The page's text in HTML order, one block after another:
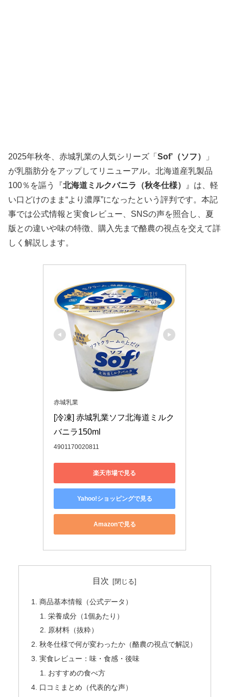
2025年秋冬、赤城乳業の人気シリーズ「 Sof’（ソフ）
」
が乳脂肪分をアップしてリニューアル。北海道産乳製品
100％を謳う『北海道ミルクバニラ（秋冬仕様）
』は、軽
い口どけのまま“より濃厚”になったという評判です。本記
事では公式情報と実食レビュー、SNSの声を照合し、夏
版との違いや味の特徴、購入先まで酪農の視点を交えて詳
しく解説します。
赤城乳業
[冷凍] 赤城乳業ソフ北海道ミルク
バニラ150ml
4901170020811
楽天市場で見る
Yahoo!ショッピングで見る
Amazonで見る
目次
商品基本情報（公式データ）
栄養成分（1個あたり）
原材料（抜粋）
秋冬仕様で何が変わったか（酪農の視点で解説）
実食レビュー：味・食感・後味
おすすめの食べ方
口コミまとめ（代表的な声）